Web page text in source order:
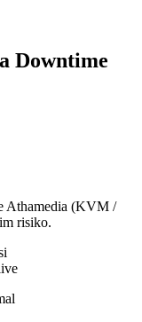
Downtime
Athamedia (KVM /
risiko.